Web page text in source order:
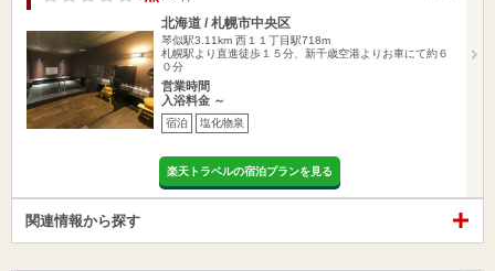
北海道 / 札幌市中央区
琴似駅3.11km 西１１丁目駅718m
札幌駅より直進徒歩１５分、新千歳空港よりお車にて約６
０分
営業時間
入浴料金 ～
宿泊 塩化物泉
楽天トラベルの宿泊プランを見る
関連情報から探す